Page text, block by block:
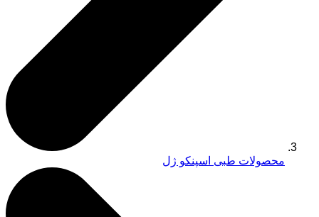
محصولات طبی اسپنکو ژل